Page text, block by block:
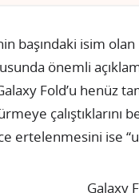
başındaki isim olan
önemli
Fold’u henüz
ertelenmesini ise
Galaxy